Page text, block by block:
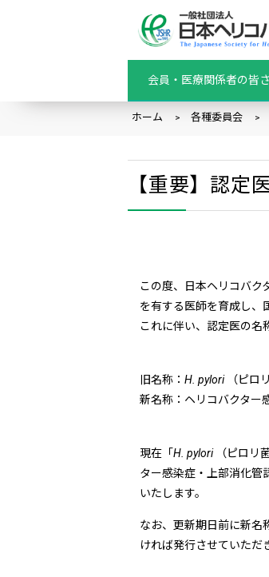
会員・医療関係者の皆
ホーム 各種委員会
【重要】認定
この度、日本ヘリコバク
を有する医師を育成し、
これに伴い、認定医の名
旧名称： H. pylori（ピロ
新名称：ヘリコバクター
現在「 H. pylori（ピロリ
ター感染症・上部消化管
いたします。
なお、更新期日前に新名
ければ発行させていただ